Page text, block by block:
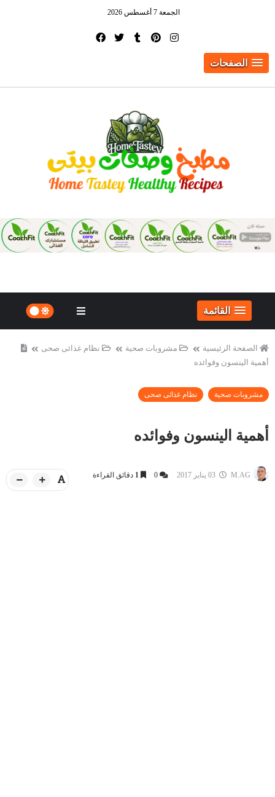
الجمعة 7 أغسطس 2026
الصفحات
القائمة
الصفحة الرئيسية مشروبات صحية
نظام غذائى صحى
أهمية الينسون وفوائده
مشروبات صحية نظام غذائى صحى
أهمية الينسون وفوائده
M.AG
0
1 دقائق القراءة